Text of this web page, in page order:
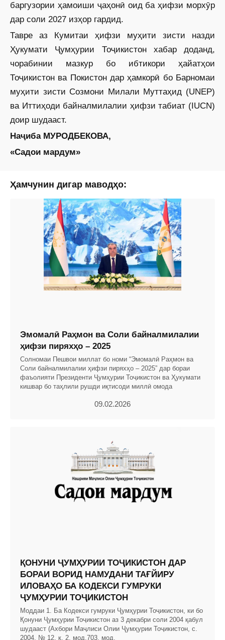
баргузории ҳамоиши ҷаҳонӣ оид ба ҳифзи морхӯр
дар соли 2027 изҳор гардид.
Тавре аз Кумитаи ҳифзи муҳити зисти назди
Ҳукумати Ҷумҳурии Тоҷикистон хабар доданд,
чорабинии мазкур бо ибтикори ҳайатҳои
Тоҷикистон ва Покистон дар ҳамкорӣ бо Барномаи
муҳити зисти Созмони Милали Муттаҳид (UNEP)
ва Иттиҳоди байналмилалии ҳифзи табиат (IUCN)
доир шудааст.
Наҷиба МУРОДБЕКОВА,
«Садои мардум»
Ҳамчунин дигар маводҳо:
Эмомалӣ Раҳмон ва Соли байналмилалии
ҳифзи пиряхҳо – 2025
Солномаи Пешвои миллат бо номи “Эмомалӣ Раҳмон ва
Соли байналмилалии ҳифзи пиряхҳо – 2025” дар бораи
фаъолияти Президенти Ҷумҳурии Тоҷикистон ва Ҳукумати
кишвар бо таҳлили рушди иқтисоди миллӣ омода
09.02.2026
ҚОНУНИ ҶУМҲУРИИ ТОҶИКИСТОН ДАР
БОРАИ ВОРИД НАМУДАНИ ТАҒЙИРУ
ИЛОВАҲО БА КОДЕКСИ ГУМРУКИ
ҶУМҲУРИИ ТОҶИКИСТОН
Моддаи 1. Ба Кодекси гумруки Ҷумҳурии Тоҷикистон, ки бо
Қонуни Ҷумҳурии Тоҷикистон аз 3 декабри соли 2004 қабул
шудааст (Ахбори Маҷлиси Олии Ҷумҳурии Тоҷикистон, с.
2004, № 12, қ. 2, мод.703, мод.